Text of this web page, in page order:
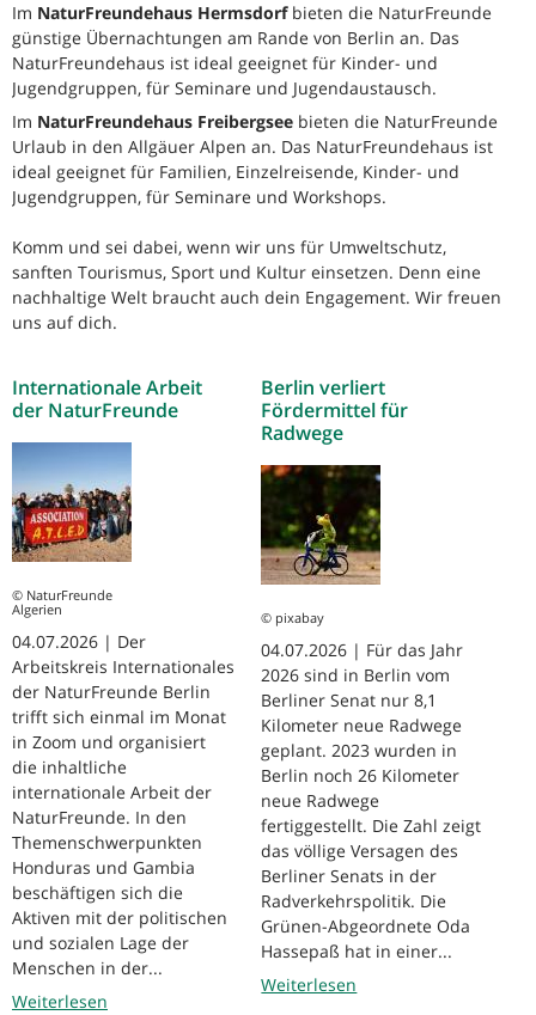
Im NaturFreundehaus Hermsdorfbieten die NaturFreunde
günstige Übernachtungen am Rande von Berlin an. Das
NaturFreundehaus ist ideal geeignet für Kinder- und
Jugendgruppen, für Seminare und Jugendaustausch.
Im NaturFreundehaus Freibergsee bieten die NaturFreunde
Urlaub in den Allgäuer Alpen an. Das NaturFreundehaus ist
ideal geeignet für Familien, Einzelreisende, Kinder- und
Jugendgruppen, für Seminare und Workshops.
Komm und sei dabei, wenn wir uns für Umweltschutz,
sanften Tourismus, Sport und Kultur einsetzen. Denn eine
nachhaltige Welt braucht auch dein Engagement. Wir freuen
uns auf dich.
Internationale Arbeit
der NaturFreunde
© NaturFreunde
Algerien
04.07.2026 | Der
Arbeitskreis Internationales
der NaturFreunde Berlin
trifft sich einmal im Monat
in Zoom und organisiert
die inhaltliche
internationale Arbeit der
NaturFreunde. In den
Themenschwerpunkten
Honduras und Gambia
beschäftigen sich die
Aktiven mit der politischen
und sozialen Lage der
Menschen in der...
Weiterlesen
Berlin verliert
Fördermittel für
Radwege
© pixabay
04.07.2026 | Für das Jahr
2026 sind in Berlin vom
Berliner Senat nur 8,1
Kilometer neue Radwege
geplant. 2023 wurden in
Berlin noch 26 Kilometer
neue Radwege
fertiggestellt. Die Zahl zeigt
das völlige Versagen des
Berliner Senats in der
Radverkehrspolitik. Die
Grünen-Abgeordnete Oda
Hassepaß hat in einer...
Weiterlesen